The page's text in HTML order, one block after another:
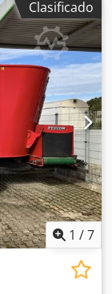
Clasificado
1 /7